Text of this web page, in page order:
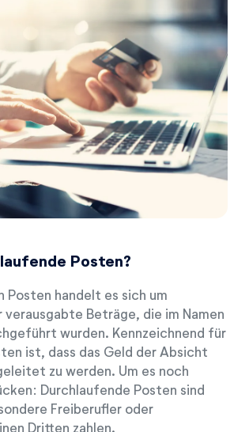
Posten?
Posten handelt es sich um
Beträge, die im Namen
wurden. Kennzeichnend für
ist, dass das Geld der Absicht
zu werden. Um es noch
Durchlaufende Posten sind
Freiberufler oder
Dritten zahlen.